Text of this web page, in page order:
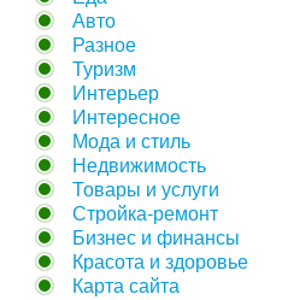
Авто
Разное
Туризм
Интерьер
Интересное
Мода и стиль
Недвижимость
Товары и услуги
Стройка-ремонт
Бизнес и финансы
Красота и здоровье
Карта сайта